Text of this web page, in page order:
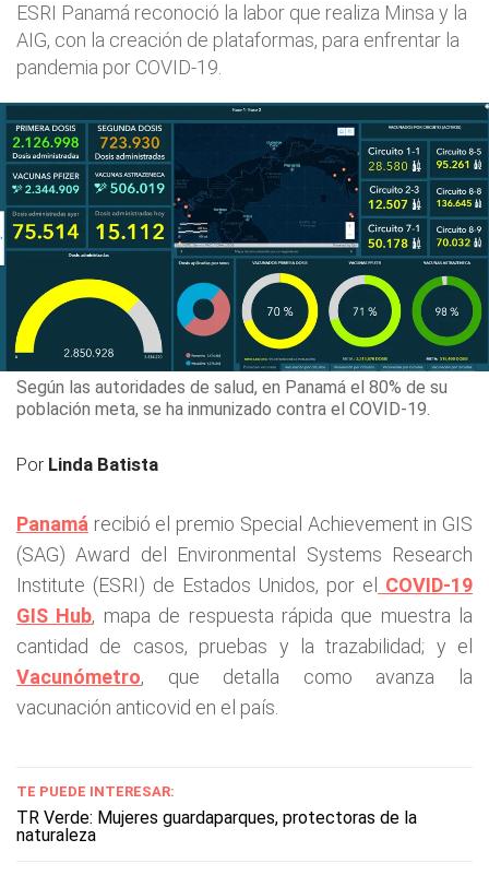
ESRI Panamá reconoció la labor que realiza Minsa y la
AIG, con la creación de plataformas, para enfrentar la
pandemia por COVID-19.
Según las autoridades de salud, en Panamá el 80% de su
población meta, se ha inmunizado contra el COVID-19.
Por Linda Batista
Panamá recibió el premio Special Achievement in GIS
(SAG) Award del Environmental Systems Research
Institute (ESRI) de Estados Unidos, por el
COVID-19
GIS Hub, mapa de respuesta rápida que muestra la
cantidad de casos, pruebas y la trazabilidad; y el
Vacunómetro, que detalla como avanza la
vacunación anticovid en el país.
TE PUEDE INTERESAR:
TR Verde: Mujeres guardaparques, protectoras de la
naturaleza